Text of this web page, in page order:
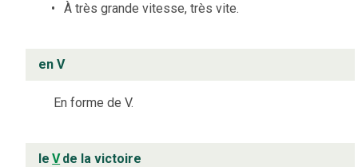
À très grande vitesse, très vite.
en V
En forme de V.
le V de la victoire